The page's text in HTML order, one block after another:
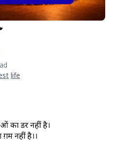
Life
का डर नहीं है।
ग़म नहीं है।।